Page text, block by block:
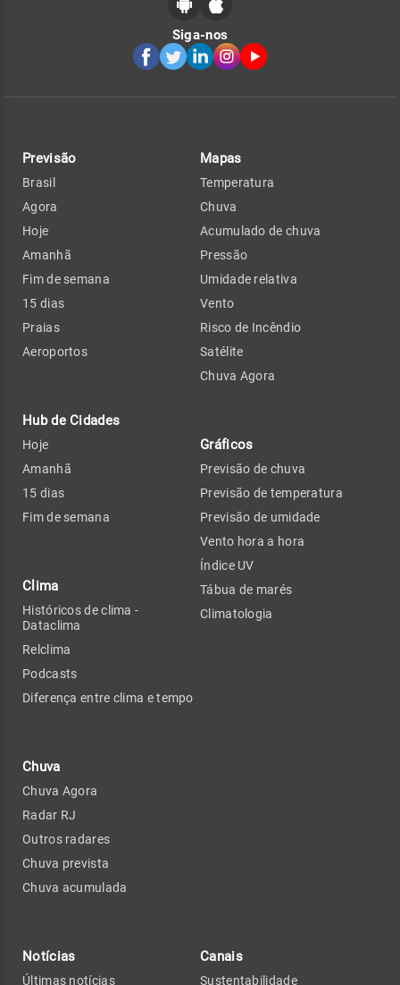
Siga-nos
Previsão
Brasil
Agora
Hoje
Amanhã
Fim de semana
15 dias
Praias
Aeroportos
Hub de Cidades
Hoje
Amanhã
15 dias
Fim de semana
Clima
Históricos de clima -
Dataclima
Relclima
Podcasts
Diferença entre clima e tempo
Chuva
Chuva Agora
Radar RJ
Outros radares
Chuva prevista
Chuva acumulada
Mapas
Temperatura
Chuva
Acumulado de chuva
Pressão
Umidade relativa
Vento
Risco de Incêndio
Satélite
Chuva Agora
Gráficos
Previsão de chuva
Previsão de temperatura
Previsão de umidade
Vento hora a hora
Índice UV
Tábua de marés
Climatologia
Notícias
Últimas notícias
Canais
Sustentabilidade